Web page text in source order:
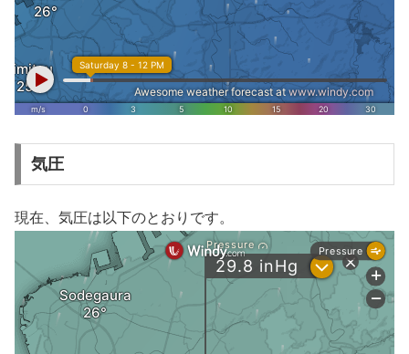
気圧
現在、気圧は以下のとおりです。